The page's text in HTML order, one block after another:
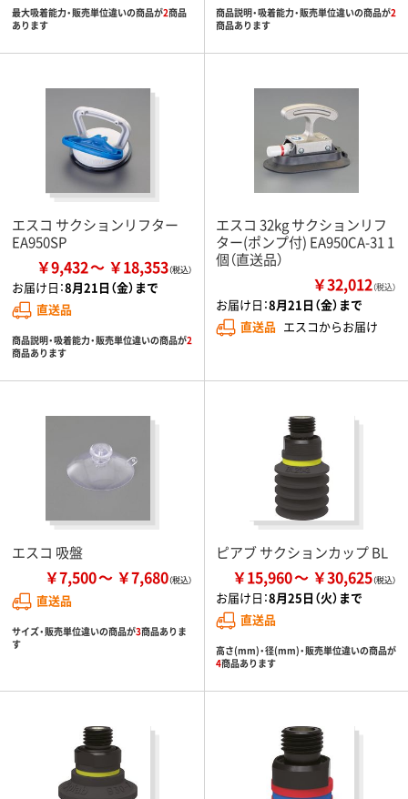
最大吸着能力・販売単位違いの商品が2商品
あります
商品説明・吸着能力・販売単位違いの商品が2
商品あります
エスコ サクションリフター
EA950SP
￥9,432 ￥18,353
お届け日：8月21日（金）まで
直送品
商品説明・吸着能力・販売単位違いの商品が2
商品あります
エスコ 32kg サクションリフ
ター(ポンプ付) EA950CA-31 1
個（直送品）
￥32,012（税込）
お届け日：8月21日（金）まで
直送品 エスコからお届け
エスコ 吸盤
￥7,500 ￥7,680
直送品
サイズ・販売単位違いの商品が3商品ありま
す
ピアブ サクションカップ BL
￥15,960 ￥30,625
お届け日：8月25日（火）まで
直送品
高さ(mm)・径(mm)・販売単位違いの商品が
4商品あります